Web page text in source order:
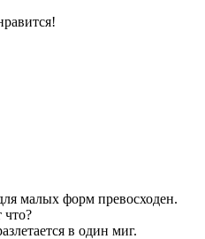
малых форм превосходен.
что?
в один миг.